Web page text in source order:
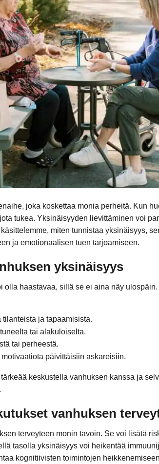
joka koskettaa monia perheitä. Kun
tukea. Yksinäisyyden lievittäminen voi
miten tunnistaa yksinäisyys,
ja emotionaalisen tuen tarjoamiseen.
yksinäisyys
olla haastavaa, sillä se ei aina näy
ja tapaamisista.
tai alakuloiselta.
tai perheestä.
päivittäisiin askareisiin.
keskustella vanhuksen kanssa ja
vanhuksen
terveyteen monin tavoin. Se voi lisätä
tasolla yksinäisyys voi heikentää
kognitiivisten toimintojen